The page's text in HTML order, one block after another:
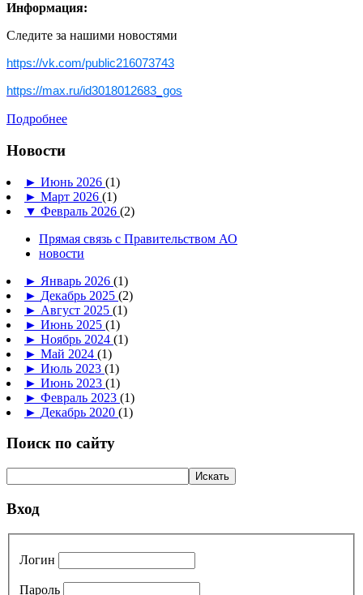
Информация:
Следите за нашими новостями
https://vk.com/public216073743
https://max.ru/id3018012683_gos
Подробнее
Новости
► Июнь 2026 (1)
► Март 2026 (1)
▼ Февраль 2026 (2)
Прямая связь с Правительством АО
новости
► Январь 2026 (1)
► Декабрь 2025 (2)
► Август 2025 (1)
► Июнь 2025 (1)
► Ноябрь 2024 (1)
► Май 2024 (1)
► Июль 2023 (1)
► Июнь 2023 (1)
► Февраль 2023 (1)
► Декабрь 2020 (1)
Поиск по сайту
Вход
Логин
Пароль